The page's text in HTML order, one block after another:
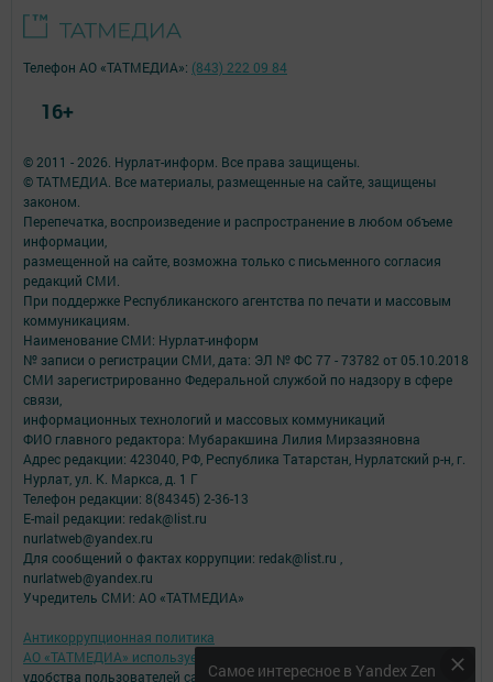
Самое интересное в Yandex Zen
© 2011 - 2026. Нурлат-⁠информ. Все права защищены.
© ТАТМЕДИА. Все материалы, размещенные на сайте, защищены
законом.
Перепечатка, воспроизведение и распространение в любом объеме
информации,
размещенной на сайте, возможна только с письменного согласия
редакций СМИ.
При поддержке Республиканского агентства по печати и массовым
коммуникациям.
Наименование СМИ: Нурлат-⁠информ
№ записи о регистрации СМИ, дата: ЭЛ № ФС 77 -⁠ 73782 от 05.10.2018
СМИ зарегистрированно Федеральной службой по надзору в сфере
связи,
информационных технологий и массовых коммуникаций
ФИО главного редактора: Мубаракшина Лилия Мирзазяновна
Адрес редакции: 423040, РФ, Республика Татарстан, Нурлатский р-н, г.
Нурлат, ул. К. Маркса, д. 1 Г
Телефон редакции: 8(84345) 2-36-13
E-mail редакции: redak@list.ru
nurlatweb@yandex.ru
Для сообщений о фактах коррупции: redak@list.ru ,
nurlatweb@yandex.ru
Учредитель СМИ: АО «ТАТМЕДИА»
Антикоррупционная политика
АО «ТАТМЕДИА» использует «cookie»
для персонализации сервисов и
удобства пользователей сайтом.
Телефон АО «ТАТМЕДИА»: (843) 222 09 84
16+